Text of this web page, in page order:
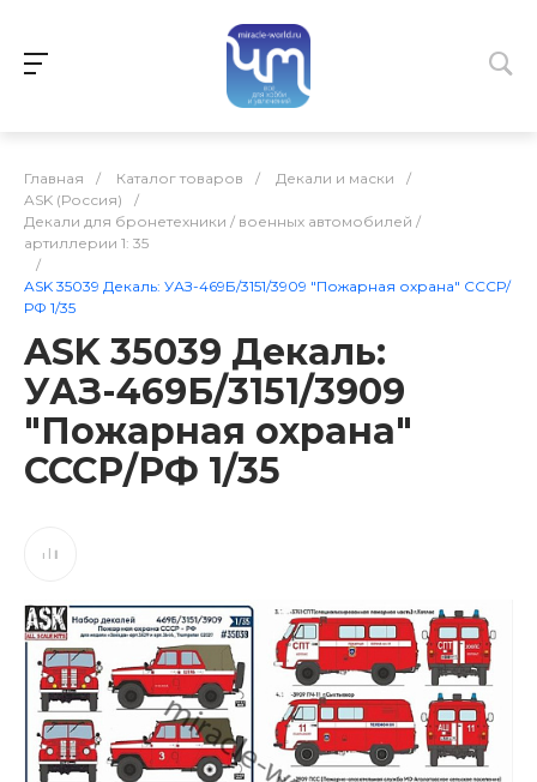
Главная / Каталог товаров / Декали и маски
/
ASK (Россия)
/
Декали для бронетехники / военных автомобилей /
артиллерии 1: 35
/
ASK 35039 Декаль: УАЗ-469Б/3151/3909 "Пожарная охрана" СССР/
РФ 1/35
ASK 35039 Декаль:
УАЗ-469Б/3151/3909
"Пожарная охрана"
СССР/РФ 1/35